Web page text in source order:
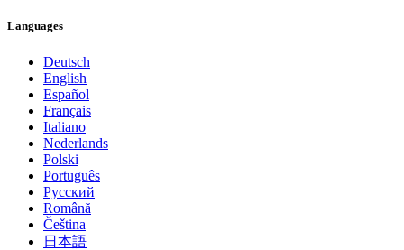
Languages
Deutsch
English
Español
Français
Italiano
Nederlands
Polski
Português
Pусский
Română
Čeština
日本語